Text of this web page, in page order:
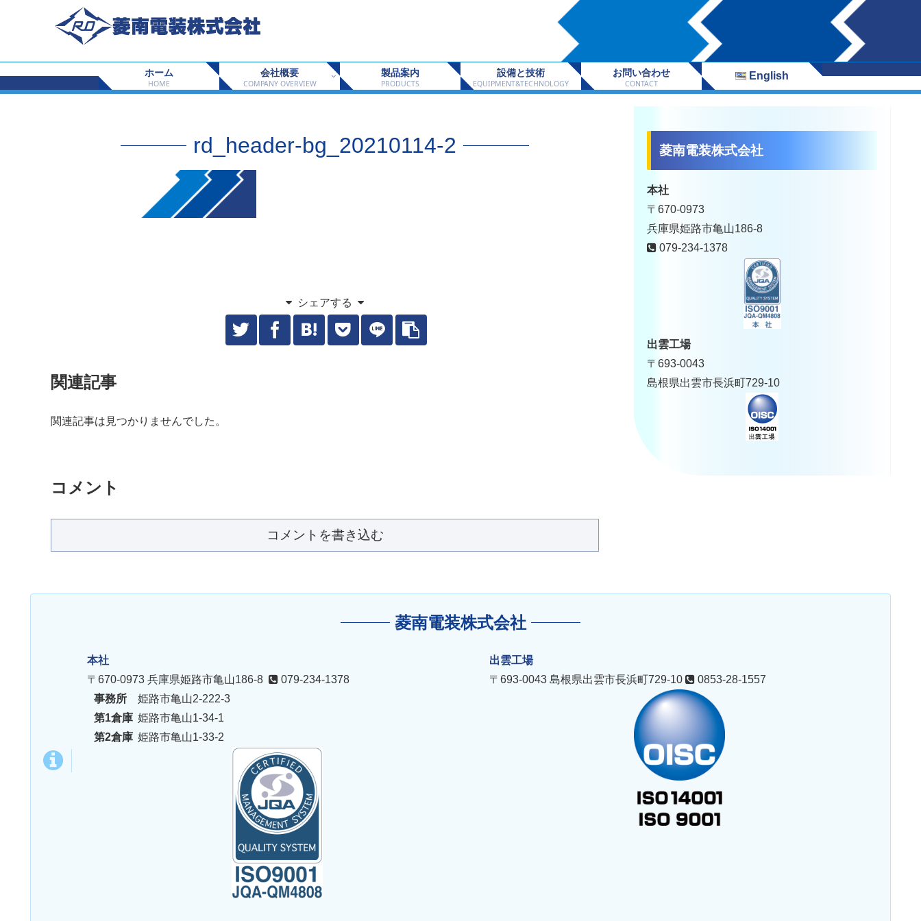
ホーム
HOME
会社概要
COMPANY OVERVIEW
製品案内
PRODUCTS
設備と技術
EQUIPMENT&TECHNOLOGY
お問い合わせ
CONTACT
English
rd_header-bg_20210114-2
シェアする
関連記事
関連記事は見つかりませんでした。
コメント
コメントを書き込む
菱南電装株式会社
本社
〒670-0973
兵庫県姫路市亀山186-8
079-234-1378
出雲工場
〒693-0043
島根県出雲市長浜町729-10
菱南電装株式会社
本社
〒670-0973 兵庫県姫路市亀山186-8
079-234-1378
事務所
姫路市亀山2-222-3
第1倉庫 姫路市亀山1-34-1
第2倉庫 姫路市亀山1-33-2
出雲工場
〒693-0043 島根県出雲市長浜町729-10 0853-28-1557